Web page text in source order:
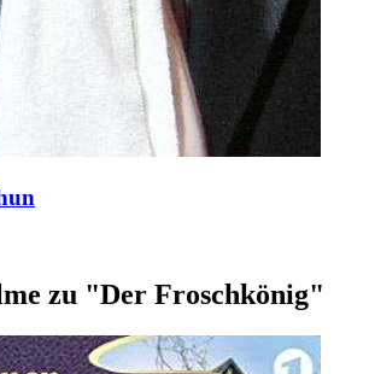
zu "Der Froschkönig"